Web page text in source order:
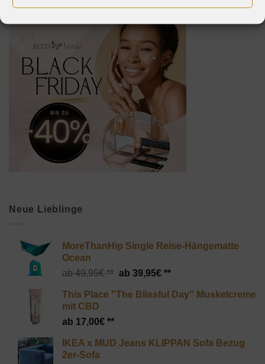
Neue Lieblinge
MoreThanHip Single Reise-Hängematte
Ocean
49,95€
Ursprünglicher
war:
39,95€
Aktueller
ist:
This Place "The Blissful Day" Muskelcreme
mit CBD
17,00€
IKEA x MUD Jeans KLIPPAN Sofa Bezug
2er-Sofa